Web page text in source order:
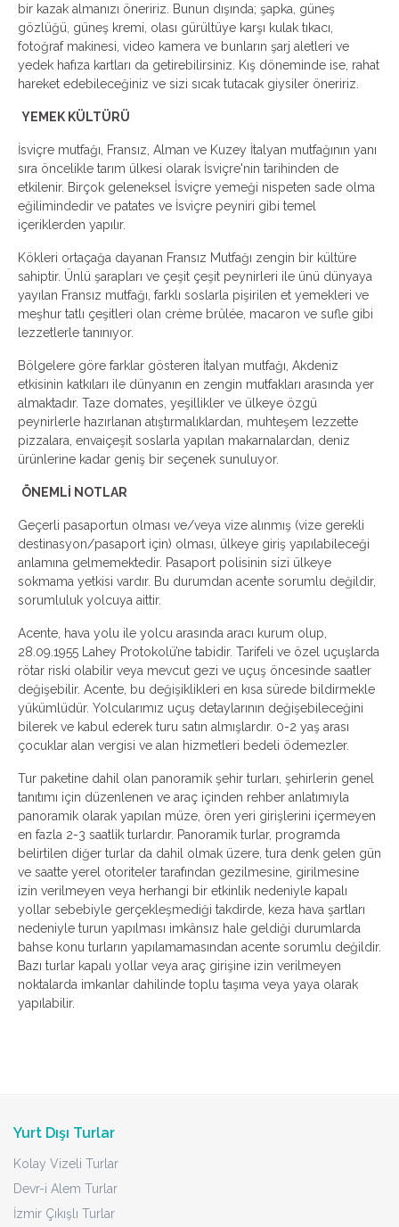
bir kazak almanızı öneririz. Bunun dışında; şapka, güneş
gözlüğü, güneş kremi, olası gürültüye karşı kulak tıkacı,
fotoğraf makinesi, video kamera ve bunların şarj aletleri ve
yedek hafıza kartları da getirebilirsiniz. Kış döneminde ise, rahat
hareket edebileceğiniz ve sizi sıcak tutacak giysiler öneririz.
YEMEK KÜLTÜRÜ
İsviçre mutfağı, Fransız, Alman ve Kuzey İtalyan mutfağının yanı
sıra öncelikle tarım ülkesi olarak İsviçre'nin tarihinden de
etkilenir. Birçok geleneksel İsviçre yemeği nispeten sade olma
eğilimindedir ve patates ve İsviçre peyniri gibi temel
içeriklerden yapılır.
Kökleri ortaçağa dayanan Fransız Mutfağı zengin bir kültüre
sahiptir. Ünlü şarapları ve çeşit çeşit peynirleri ile ünü dünyaya
yayılan Fransız mutfağı, farklı soslarla pişirilen et yemekleri ve
meşhur tatlı çeşitleri olan crème brûlée, macaron ve sufle gibi
lezzetlerle tanınıyor.
Bölgelere göre farklar gösteren İtalyan mutfağı, Akdeniz
etkisinin katkıları ile dünyanın en zengin mutfakları arasında yer
almaktadır. Taze domates, yeşillikler ve ülkeye özgü
peynirlerle hazırlanan atıştırmalıklardan, muhteşem lezzette
pizzalara, envaiçeşit soslarla yapılan makarnalardan, deniz
ürünlerine kadar geniş bir seçenek sunuluyor.
ÖNEMLİ NOTLAR
Geçerli pasaportun olması ve/veya vize alınmış (vize gerekli
destinasyon/pasaport için) olması, ülkeye giriş yapılabileceği
anlamına gelmemektedir. Pasaport polisinin sizi ülkeye
sokmama yetkisi vardır. Bu durumdan acente sorumlu değildir,
sorumluluk yolcuya aittir.
Acente, hava yolu ile yolcu arasında aracı kurum olup,
28.09.1955 Lahey Protokolü’ne tabidir. Tarifeli ve özel uçuşlarda
rötar riski olabilir veya mevcut gezi ve uçuş öncesinde saatler
değişebilir. Acente, bu değişiklikleri en kısa sürede bildirmekle
yükümlüdür. Yolcularımız uçuş detaylarının değişebileceğini
bilerek ve kabul ederek turu satın almışlardır. 0-2 yaş arası
çocuklar alan vergisi ve alan hizmetleri bedeli ödemezler.
Tur paketine dahil olan panoramik şehir turları, şehirlerin genel
tanıtımı için düzenlenen ve araç içinden rehber anlatımıyla
panoramik olarak yapılan müze, ören yeri girişlerini içermeyen
en fazla 2-3 saatlik turlardır. Panoramik turlar, programda
belirtilen diğer turlar da dahil olmak üzere, tura denk gelen gün
ve saatte yerel otoriteler tarafından gezilmesine, girilmesine
izin verilmeyen veya herhangi bir etkinlik nedeniyle kapalı
yollar sebebiyle gerçekleşmediği takdirde, keza hava şartları
nedeniyle turun yapılması imkânsız hale geldiği durumlarda
bahse konu turların yapılamamasından acente sorumlu değildir.
Bazı turlar kapalı yollar veya araç girişine izin verilmeyen
noktalarda imkanlar dahilinde toplu taşıma veya yaya olarak
yapılabilir.
Yurt Dışı Turlar
Kolay Vizeli Turlar
Devr-i Alem Turlar
İzmir Çıkışlı Turlar